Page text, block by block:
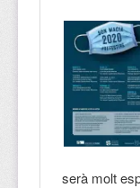
serà molt